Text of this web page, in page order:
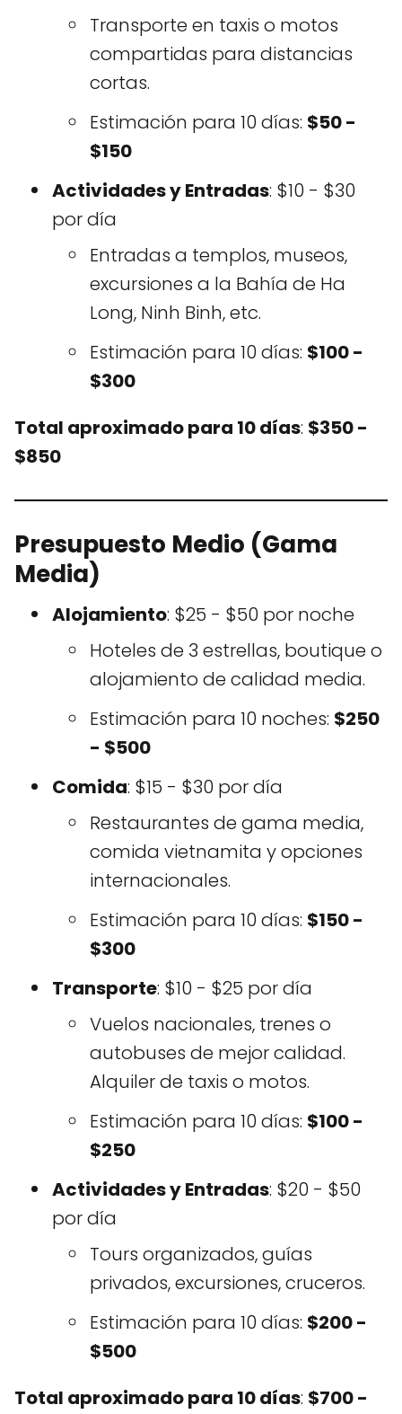
Transporte en taxis o motos
compartidas para distancias
cortas.
Estimación para 10 días: $50 -
$150
Actividades y Entradas: $10 - $30
por día
Entradas a templos, museos,
excursiones a la Bahía de Ha
Long, Ninh Binh, etc.
Estimación para 10 días: $100 -
$300
Total aproximado para 10 días: $350 -
$850
Presupuesto Medio (Gama
Media)
Alojamiento: $25 - $50 por noche
Hoteles de 3 estrellas, boutique o
alojamiento de calidad media.
Estimación para 10 noches: $250
- $500
Comida: $15 - $30 por día
Restaurantes de gama media,
comida vietnamita y opciones
internacionales.
Estimación para 10 días: $150 -
$300
Transporte: $10 - $25 por día
Vuelos nacionales, trenes o
autobuses de mejor calidad.
Alquiler de taxis o motos.
Estimación para 10 días: $100 -
$250
Actividades y Entradas: $20 - $50
por día
Tours organizados, guías
privados, excursiones, cruceros.
Estimación para 10 días: $200 -
$500
Total aproximado para 10 días: $700 -